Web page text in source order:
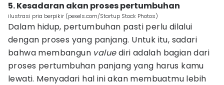
5. Kesadaran akan proses pertumbuhan
ilustrasi pria berpikir (pexels.com/Startup Stock Photos)
Dalam hidup, pertumbuhan pasti perlu dilalui
dengan proses yang panjang. Untuk itu, sadari
bahwa membangun valuediri adalah bagian dari
proses pertumbuhan panjang yang harus kamu
lewati. Menyadari hal ini akan membuatmu lebih